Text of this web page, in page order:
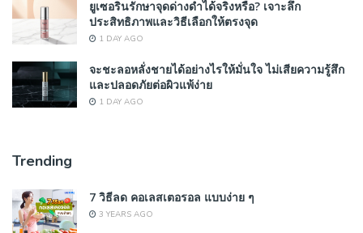
ยูเซอรินรักษาจุดด่างดำได้จริงหรือ? เจาะลึก
ประสิทธิภาพและวิธีเลือกให้ตรงจุด
1 DAY AGO
จะชะลอหลั่งชายได้อย่างไรให้มั่นใจ ไม่เสียความรู้สึก
และปลอดภัยต่อผิวแพ้ง่าย
1 DAY AGO
Trending
7 วิธีลด คอเลสเตอรอล แบบง่าย ๆ
3 YEARS AGO